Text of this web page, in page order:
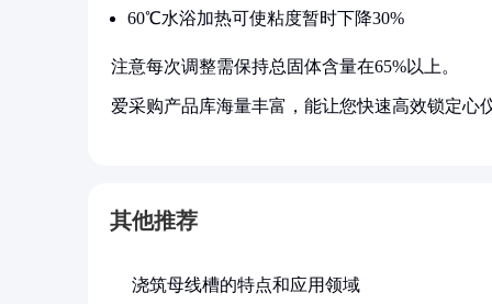
60℃水浴加热可使粘度暂时下降30%
注意每次调整需保持总固体含量在65%以上。
爱采购产品库海量丰富，能让您快速高效锁定心
其他推荐
浇筑母线槽的特点和应用领域